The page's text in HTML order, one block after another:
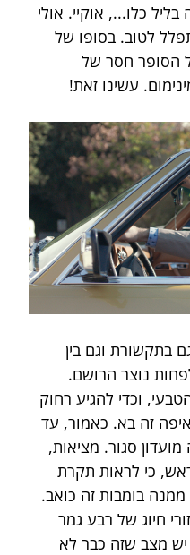
כלו..., אוקיי. אולי
לטוב. בסופו של
הסופר חסר של
עשינו זאת!
בתקשורת וגם בין
נוצר הרושם.
וכדי להגיע רחוק
זה בא. כאמור, עד
סגור. מציאות,
כי לראות תקרת
בומבות זה כואב.
חיוג של רבע גמר
מצב שזה כבר לא